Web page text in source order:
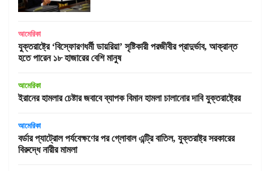
আমেরিকা
যুক্তরাষ্ট্রে ‘বিস্ফোরণধর্মী ডায়রিয়া’ সৃষ্টিকারী পরজীবীর প্রাদুর্ভাব, আক্রান্ত
হতে পারেন ১৮ হাজারের বেশি মানুষ
আমেরিকা
ইরানের হামলার চেষ্টার জবাবে ব্যাপক বিমান হামলা চালানোর দাবি যুক্তরাষ্ট্রের
আমেরিকা
বর্ডার প্যাট্রোল পর্যবেক্ষণের পর গ্লোবাল এন্ট্রি বাতিল, যুক্তরাষ্ট্র সরকারের
বিরুদ্ধে নারীর মামলা